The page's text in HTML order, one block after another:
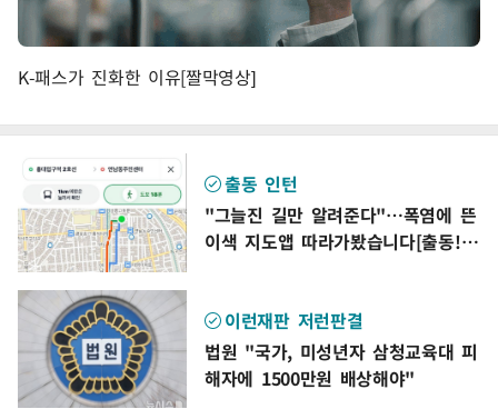
K-패스가 진화한 이유[짤막영상]
출동 인턴
"그늘진 길만 알려준다"…폭염에 뜬
이색 지도앱 따라가봤습니다[출동!인
이런재판 저런판결
법원 "국가, 미성년자 삼청교육대 피
해자에 1500만원 배상해야"